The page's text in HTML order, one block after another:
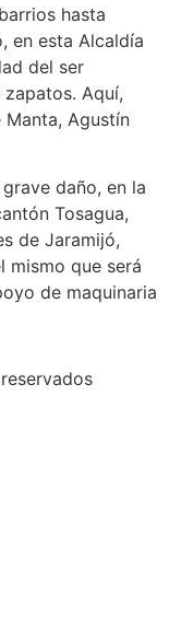
hasta
en esta Alcaldía
del ser
Aquí,
Manta, Agustín
daño, en la
Tosagua,
de Jaramijó,
mismo que será
de maquinaria